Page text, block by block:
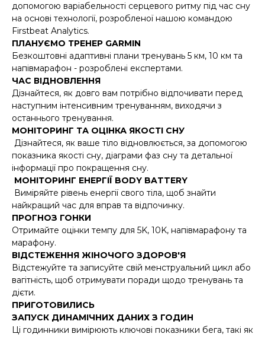
допомогою варіабельності серцевого ритму під час сну
на основі технології, розробленої нашою командою
Firstbeat Analytics.
ПЛАНУЄМО ТРЕНЕР GARMIN
Безкоштовні адаптивні плани тренувань 5 км, 10 км та
напівмарафон - розроблені експертами.
ЧАС ВІДНОВЛЕННЯ
Дізнайтеся, як довго вам потрібно відпочивати перед
наступним інтенсивним тренуванням, виходячи з
останнього тренування.
МОНІТОРИНГ ТА ОЦІНКА ЯКОСТІ СНУ
Дізнайтеся, як ваше тіло відновлюється, за допомогою
показника якості сну, діаграми фаз сну та детальної
інформації про покращення сну.
МОНІТОРИНГ ЕНЕРГІЇ BODY BATTERY
Виміряйте рівень енергії свого тіла, щоб знайти
найкращий час для вправ та відпочинку.
ПРОГНОЗ ГОНКИ
Отримайте оцінки темпу для 5K, 10K, напівмарафону та
марафону.
ВІДСТЕЖЕННЯ ЖІНОЧОГО ЗДОРОВ'Я
Відстежуйте та записуйте свій менструальний цикл або
вагітність, щоб отримувати поради щодо тренувань та
дієти.
ПРИГОТОВИЛИСЬ
ЗАПУСК ДИНАМІЧНИХ ДАНИХ З ГОДИН
Ці годинники вимірюють ключові показники бега, такі як